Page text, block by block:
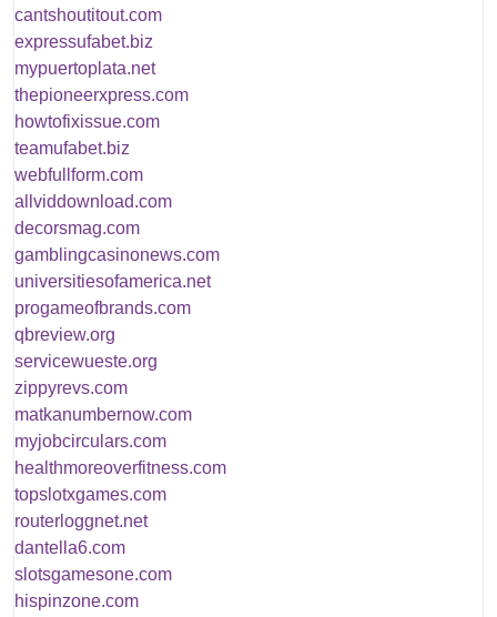
cantshoutitout.com
expressufabet.biz
mypuertoplata.net
thepioneerxpress.com
howtofixissue.com
teamufabet.biz
webfullform.com
allviddownload.com
decorsmag.com
gamblingcasinonews.com
universitiesofamerica.net
progameofbrands.com
qbreview.org
servicewueste.org
zippyrevs.com
matkanumbernow.com
myjobcirculars.com
healthmoreoverfitness.com
topslotxgames.com
routerloggnet.net
dantella6.com
slotsgamesone.com
hispinzone.com